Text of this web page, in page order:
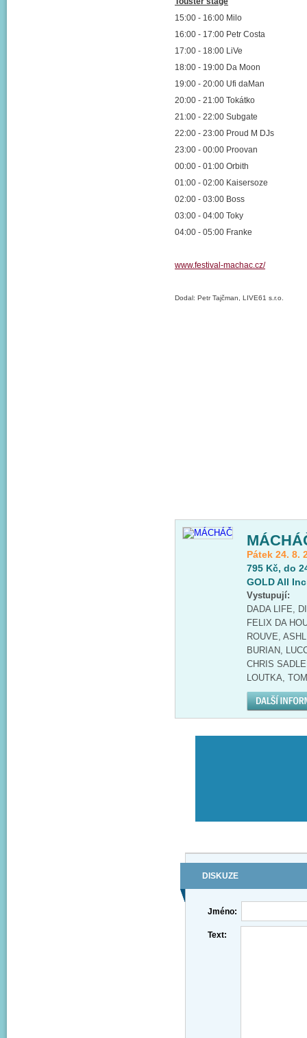
15:00 - 16:00 Milo
16:00 - 17:00 Petr Costa
17:00 - 18:00 LiVe
18:00 - 19:00 Da Moon
19:00 - 20:00 Ufi daMan
20:00 - 21:00 Tokátko
21:00 - 22:00 Subgate
22:00 - 23:00 Proud M DJs
23:00 - 00:00 Proovan
00:00 - 01:00 Orbith
01:00 - 02:00 Kaisersoze
02:00 - 03:00 Boss
03:00 - 04:00 Toky
04:00 - 05:00 Franke
www.festival-machac.cz/
Dodal: Petr Tajčman, LIVE61 s.r.o.
Pátek 24. 8.
795 Kč, do
GOLD All
Vystupují:
DADA LIFE,
FELIX DA
ROUVE,
BURIAN,
CHRIS
LOUTKA,
DISKUZE
Jméno:
Text: